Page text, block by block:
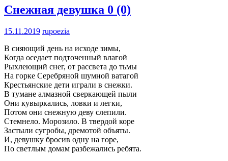
Снежная девушка 0 (0)
15.11.2019 rupoezia
В сияющий день на исходе зимы,
Когда оседает подточенный влагой
Рыхлеющий снег, от рассвета до тьмы
На горке Серебряной шумной ватагой
Крестьянские дети играли в снежки.
В тумане алмазной сверкающей пыли
Они кувыркались, ловки и легки,
Потом они снежную деву слепили.
Стемнело. Морозило. В твердой коре
Застыли сугробы, дремотой объяты.
И, девушку бросив одну на горе,
По светлым домам разбежались ребята.